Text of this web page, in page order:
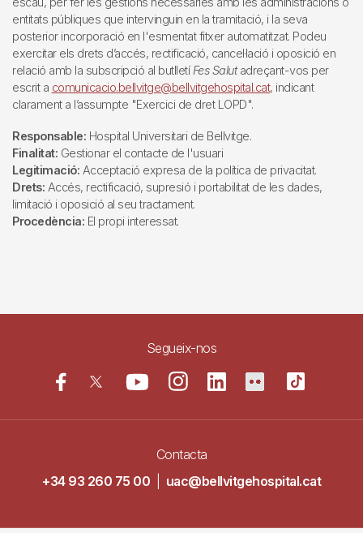
entitats públiques que intervinguin en la tramitació, i la seva
posterior incorporació en l'esmentat fitxer automatitzat. Podeu
exercitar els drets d’accés, rectificació, cancel·lació i oposició en
relació amb la subscripció al butlletí Fes Salutadreçant-vos per
escrit a comunicacio.bellvitge@bellvitgehospital.cat, indicant
clarament a l’assumpte "Exercici de dret LOPD".
Responsable: Hospital Universitari de Bellvitge.
Finalitat: Gestionar el contacte de l'usuari
Legitimació: Acceptació expresa de la política de privacitat.
Drets: Accés, rectificació, supresió i portabilitat de les dades,
limitació i oposició al seu tractament.
Procedència: El propi interessat.
Segueix-nos
Contacta
+34 93 260 75 00
uac@bellvitgehospital.cat